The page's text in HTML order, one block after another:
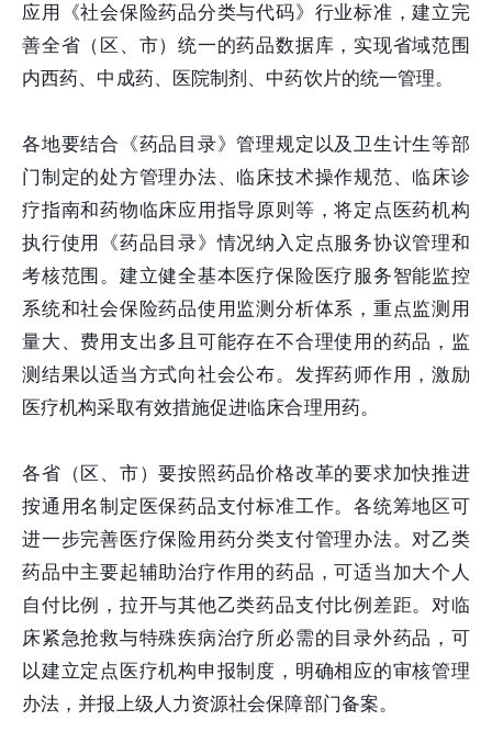
应用《社会保险药品分类与代码》行业标准，建立完
善全省（区、市）统一的药品数据库，实现省域范围
内西药、中成药、医院制剂、中药饮片的统一管理。
各地要结合《药品目录》管理规定以及卫生计生等部
门制定的处方管理办法、临床技术操作规范、临床诊
疗指南和药物临床应用指导原则等，将定点医药机构
执行使用《药品目录》情况纳入定点服务协议管理和
考核范围。建立健全基本医疗保险医疗服务智能监控
系统和社会保险药品使用监测分析体系，重点监测用
量大、费用支出多且可能存在不合理使用的药品，监
测结果以适当方式向社会公布。发挥药师作用，激励
医疗机构采取有效措施促进临床合理用药。
各省（区、市）要按照药品价格改革的要求加快推进
按通用名制定医保药品支付标准工作。各统筹地区可
进一步完善医疗保险用药分类支付管理办法。对乙类
药品中主要起辅助治疗作用的药品，可适当加大个人
自付比例，拉开与其他乙类药品支付比例差距。对临
床紧急抢救与特殊疾病治疗所必需的目录外药品，可
以建立定点医疗机构申报制度，明确相应的审核管理
办法，并报上级人力资源社会保障部门备案。